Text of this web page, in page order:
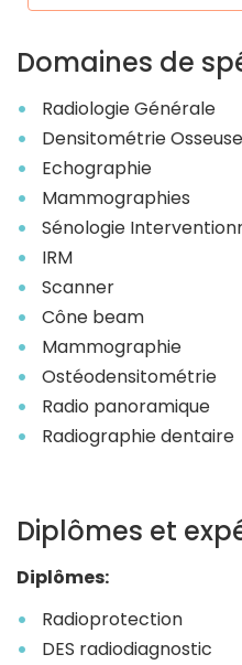
Domaines de
Radiologie Générale
Densitométrie Osseuse
Echographie
Mammographies
Sénologie
IRM
Scanner
Cône beam
Mammographie
Ostéodensitométrie
Radio panoramique
Radiographie dentaire
Diplômes et
Diplômes:
Radioprotection
DES radiodiagnostic